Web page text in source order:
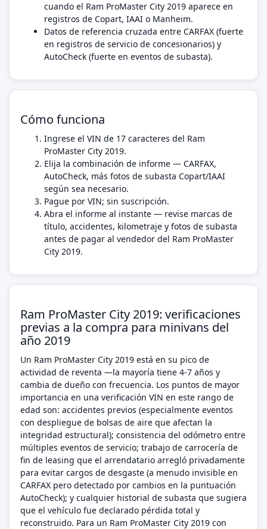
cuando el Ram ProMaster City 2019 aparece en
registros de Copart, IAAI o Manheim.
Datos de referencia cruzada entre CARFAX (fuerte
en registros de servicio de concesionarios) y
AutoCheck (fuerte en eventos de subasta).
Cómo funciona
Ingrese el VIN de 17 caracteres del Ram
ProMaster City 2019.
Elija la combinación de informe — CARFAX,
AutoCheck, más fotos de subasta Copart/IAAI
según sea necesario.
Pague por VIN; sin suscripción.
Abra el informe al instante — revise marcas de
título, accidentes, kilometraje y fotos de subasta
antes de pagar al vendedor del Ram ProMaster
City 2019.
Ram ProMaster City 2019: verificaciones
previas a la compra para minivans del
año 2019
Un Ram ProMaster City 2019 está en su pico de
actividad de reventa —la mayoría tiene 4-7 años y
cambia de dueño con frecuencia. Los puntos de mayor
importancia en una verificación VIN en este rango de
edad son: accidentes previos (especialmente eventos
con despliegue de bolsas de aire que afectan la
integridad estructural); consistencia del odómetro entre
múltiples eventos de servicio; trabajo de carrocería de
fin de leasing que el arrendatario arregló privadamente
para evitar cargos de desgaste (a menudo invisible en
CARFAX pero detectado por cambios en la puntuación
AutoCheck); y cualquier historial de subasta que sugiera
que el vehículo fue declarado pérdida total y
reconstruido. Para un Ram ProMaster City 2019 con